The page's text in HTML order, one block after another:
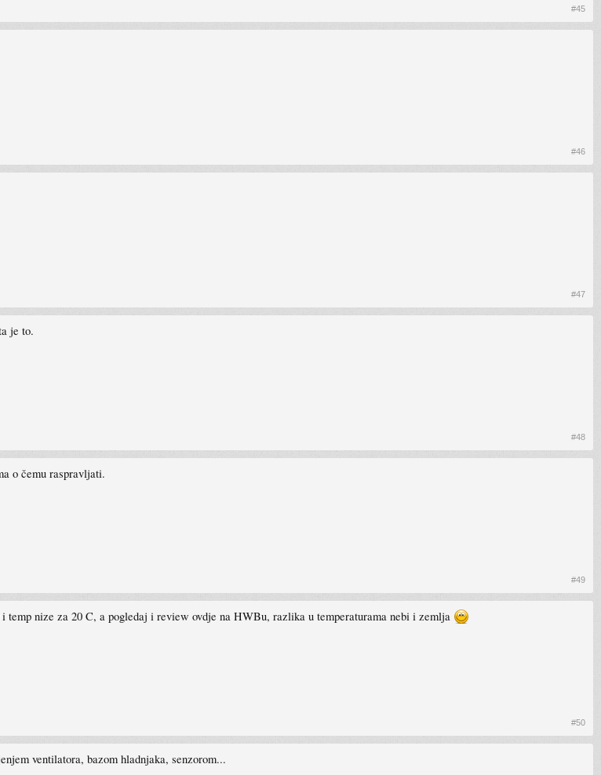
#45
#46
#47
je to.
#48
o čemu raspravljati.
#49
temp nize za 20 C, a pogledaj i review ovdje na HWBu, razlika u temperaturama nebi i zemlja
#50
ventilatora, bazom hladnjaka, senzorom...